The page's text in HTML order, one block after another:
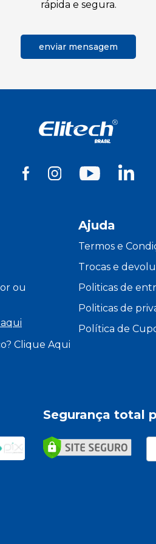
rápida e segura.
enviar mensagem
ou
Clique Aqui
Ajuda
Termos e
Trocas e
Politicas de
Politicas de
Política de
Segurança total